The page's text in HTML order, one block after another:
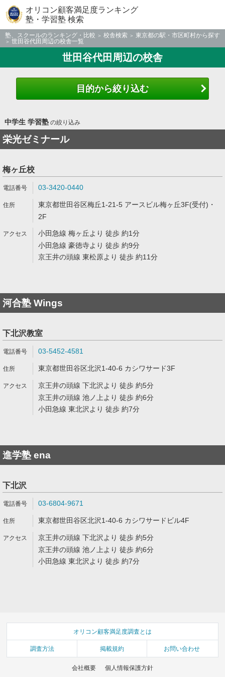
オリコン顧客満足度ランキング
塾・学習塾 検索
塾、スクールのランキング・比較 校舎検索
東京都の駅・市区町村から探す
世田谷代田周辺の校舎一覧
世田谷代田周辺の校舎
目的から絞り込む
中学生 学習塾の絞り込み
栄光ゼミナール
梅ヶ丘校
03-3420-0440
東京都世田谷区梅丘1-21-5 アースビル梅ヶ丘3F(受付)・
2F
小田急線 梅ヶ丘より 徒歩 約1分
小田急線 豪徳寺より 徒歩 約9分
京王井の頭線 東松原より 徒歩 約11分
河合塾 Wings
下北沢教室
03-5452-4581
東京都世田谷区北沢1-40-6 カシワサード3F
京王井の頭線 下北沢より 徒歩 約5分
京王井の頭線 池ノ上より 徒歩 約6分
小田急線 東北沢より 徒歩 約7分
進学塾 ena
下北沢
03-6804-9671
東京都世田谷区北沢1-40-6 カシワサードビル4F
京王井の頭線 下北沢より 徒歩 約5分
京王井の頭線 池ノ上より 徒歩 約6分
小田急線 東北沢より 徒歩 約7分
オリコン顧客満足度調査とは
調査方法 掲載規約 お問い合わせ
会社概要 個人情報保護方針